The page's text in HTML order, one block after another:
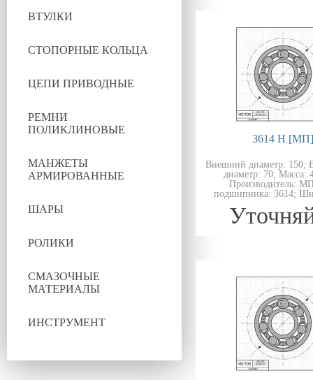
ВТУЛКИ
СТОПОРНЫЕ КОЛЬЦА
ЦЕПИ ПРИВОДНЫЕ
РЕМНИ
ПОЛИКЛИНОВЫЕ
МАНЖЕТЫ
АРМИРОВАННЫЕ
ШАРЫ
РОЛИКИ
СМАЗОЧНЫЕ
МАТЕРИАЛЫ
ИНСТРУМЕНТ
3614 H [МП]
Внешний диаметр: 150;
диаметр: 70; Масса:
Производитель:
подшипника: 3614;